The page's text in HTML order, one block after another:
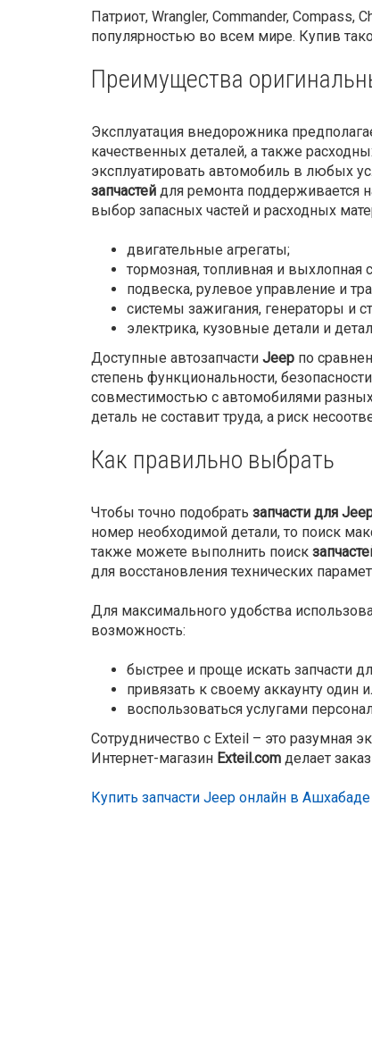
Патриот, Wrangler, Commander,
популярностью во всем мире. Купив
Преимущества
Эксплуатация внедорожника
качественных деталей, а также
эксплуатировать автомобиль в любых
запчастей для ремонта поддерживается
выбор запасных частей и расходных
двигательные агрегаты;
тормозная, топливная и выхлопная
подвеска, рулевое управление и
системы зажигания, генераторы и
электрика, кузовные детали и
Доступные автозапчасти Jeep по
степень функциональности,
совместимостью с автомобилями
деталь не составит труда, а риск
Как правильно выбрать
Чтобы точно подобрать запчасти для
номер необходимой детали, то поиск
также можете выполнить поиск
для восстановления технических
Для максимального удобства
возможность:
быстрее и проще искать запчасти
привязать к своему аккаунту один
воспользоваться услугами
Сотрудничество с Exteil – это разумная
Интернет-магазин Exteil.com делает
Купить запчасти Jeep онлайн в